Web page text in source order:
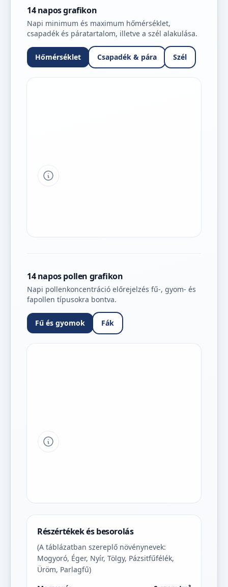
14 napos grafikon
Napi minimum és maximum hőmérséklet,
csapadék és páratartalom, illetve a szél alakulása.
Hőmérséklet Csapadék & pára Szél
Tipp a grafikon jelmagyarázatához
14 napos pollen grafikon
Napi pollenkoncentráció előrejelzés fű-, gyom- és
fapollen típusokra bontva.
Fű és gyomok Fák
Tipp a grafikon jelmagyarázatához
Részértékek és besorolás
(A táblázatban szereplő növénynevek:
Mogyoró, Éger, Nyír, Tölgy, Pázsitfűfélék,
Üröm, Parlagfű)